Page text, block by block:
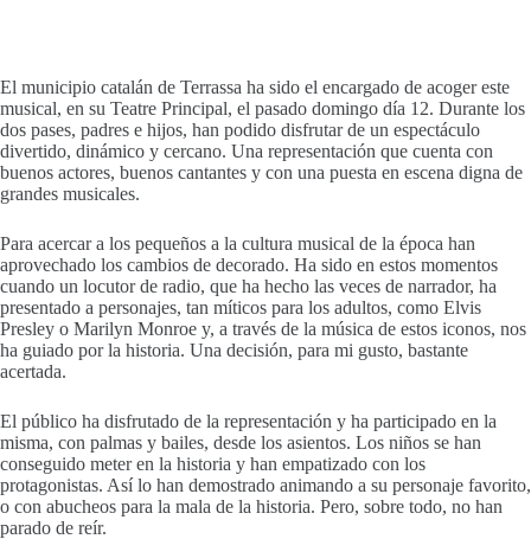
El municipio catalán de Terrassa ha sido el encargado de acoger este
musical, en su Teatre Principal, el pasado domingo día 12. Durante los
dos pases, padres e hijos, han podido disfrutar de un espectáculo
divertido, dinámico y cercano. Una representación que cuenta con
buenos actores, buenos cantantes y con una puesta en escena digna de
grandes musicales.
Para acercar a los pequeños a la cultura musical de la época han
aprovechado los cambios de decorado. Ha sido en estos momentos
cuando un locutor de radio, que ha hecho las veces de narrador, ha
presentado a personajes, tan míticos para los adultos, como Elvis
Presley o Marilyn Monroe y, a través de la música de estos iconos, nos
ha guiado por la historia. Una decisión, para mi gusto, bastante
acertada.
El público ha disfrutado de la representación y ha participado en la
misma, con palmas y bailes, desde los asientos. Los niños se han
conseguido meter en la historia y han empatizado con los
protagonistas. Así lo han demostrado animando a su personaje favorito,
o con abucheos para la mala de la historia. Pero, sobre todo, no han
parado de reír.